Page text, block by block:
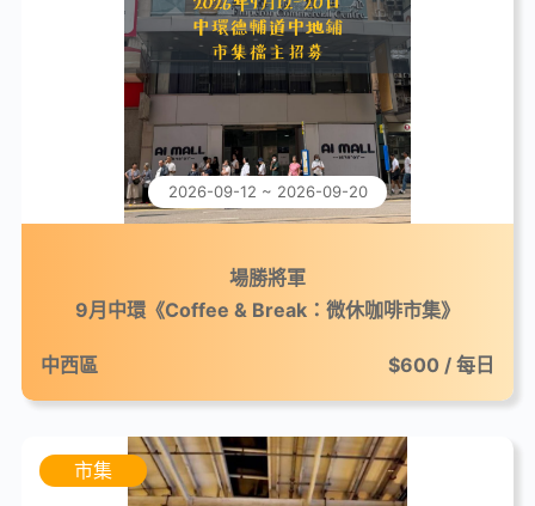
2026-09-12 ~ 2026-09-20
場勝將軍
9月中環《Coffee & Break：微休咖啡市集》
中西區 $600 / 每日
市集